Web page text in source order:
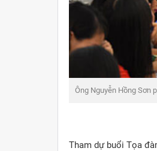
PGS. TS Nguyễn Thiện
Tham dự buổi Tọa